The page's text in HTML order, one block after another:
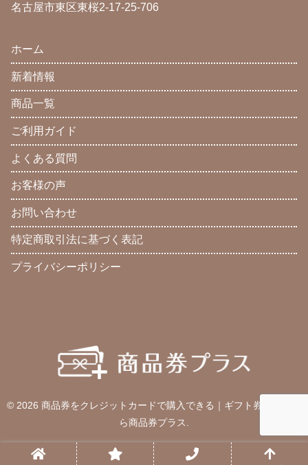
名古屋市東区東桜2-17-25-706
ホーム
新着情報
商品一覧
ご利用ガイド
よくある質問
お客様の声
お問い合わせ
特定商取引法に基づく表記
プライバシーポリシー
© 2026 商品券をクレジットカードで購入できる｜ギフト券の通販な
ら商品券プラス.